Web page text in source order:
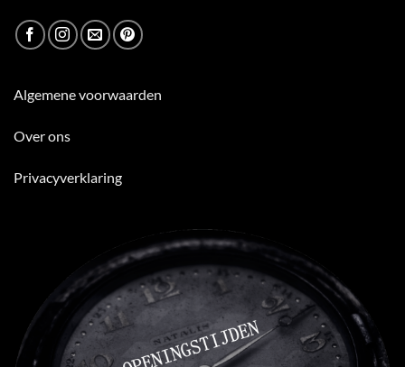
Algemene voorwaarden
Over ons
Privacyverklaring